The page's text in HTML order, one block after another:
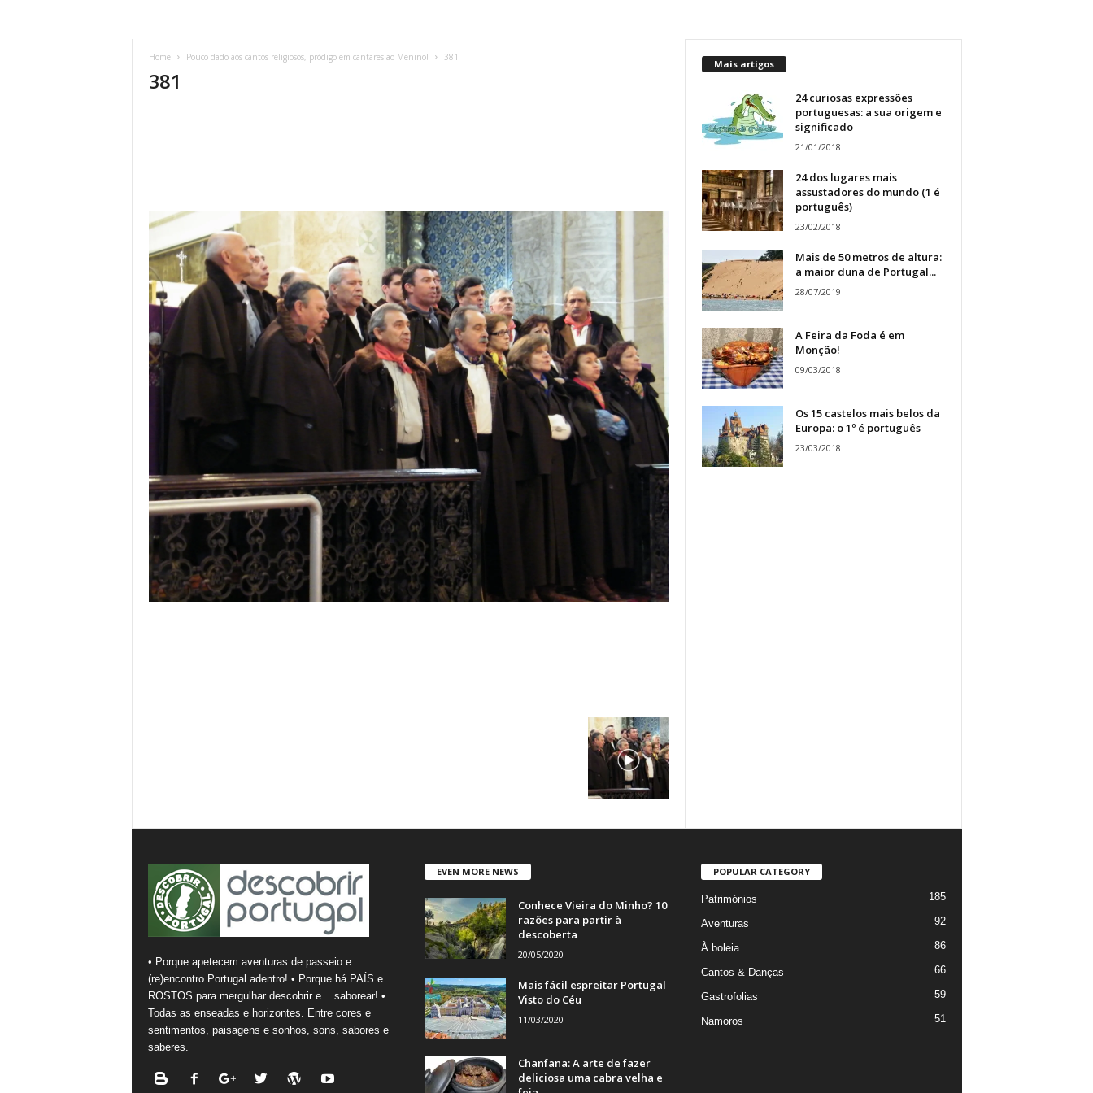
Home Pouco dado aos cantos religiosos, pródigo em cantares ao Menino! 381
381
Mais artigos
24 curiosas expressões
portuguesas: a sua origem e
significado
21/01/2018
24 dos lugares mais
assustadores do mundo (1 é
português)
23/02/2018
Mais de 50 metros de altura:
a maior duna de Portugal...
28/07/2019
A Feira da Foda é em
Monção!
09/03/2018
Os 15 castelos mais belos da
Europa: o 1º é português
23/03/2018
• Porque apetecem aventuras de passeio e
(re)encontro Portugal adentro! • Porque há PAÍS e
ROSTOS para mergulhar descobrir e... saborear! •
Todas as enseadas e horizontes. Entre cores e
sentimentos, paisagens e sonhos, sons, sabores e
saberes.
EVEN MORE NEWS
Conhece Vieira do Minho? 10
razões para partir à
descoberta
20/05/2020
Mais fácil espreitar Portugal
Visto do Céu
11/03/2020
Chanfana: A arte de fazer
deliciosa uma cabra velha e
POPULAR CATEGORY
Patrimónios 185
Aventuras 92
À boleia... 86
Cantos & Danças 66
Gastrofolias 59
Namoros 51